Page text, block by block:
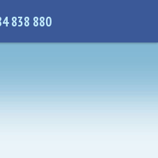
838 880